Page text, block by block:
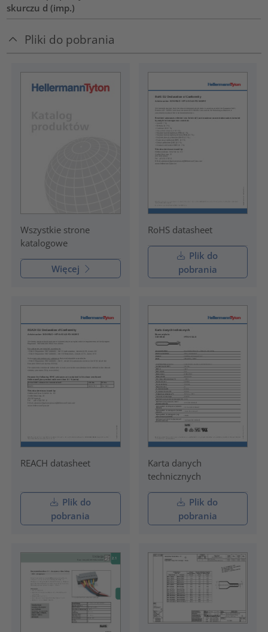
skurczu d (imp.)
Pliki do pobrania
Wszystkie strone
katalogowe
Więcej
RoHS datasheet
Plik do
pobrania
REACH datasheet
Plik do
pobrania
Karta danych
technicznych
Plik do
pobrania